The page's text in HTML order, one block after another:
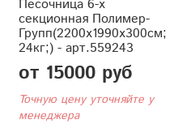
Песочница 6-х
секционная Полимер-
Групп(2200x1990x300см;
24кг;) - арт.559243
от 15000 руб
Точную цену уточняйте у
менеджера